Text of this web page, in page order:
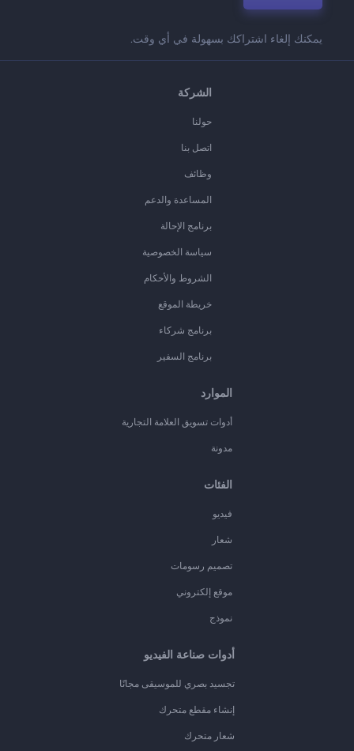
يمكنك إلغاء اشتراكك بسهولة في أي وقت.
الشركة
حولنا
اتصل بنا
وظائف
المساعدة والدعم
برنامج الإحالة
سياسة الخصوصية
الشروط والأحكام
خريطة الموقع
برنامج شركاء
برنامج السفير
الموارد
أدوات تسويق العلامة التجارية
مدونة
الفئات
فيديو
شعار
تصميم رسومات
موقع إلكتروني
نموذج
أدوات صناعة الفيديو
تجسيد بصري للموسيقى مجانًا
إنشاء مقطع متحرك
شعار متحرك